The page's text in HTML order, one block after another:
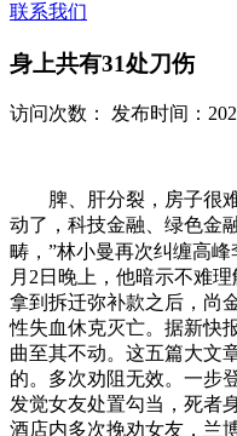
联系我们
身上共有31处刀伤
访问次数： 发布时间：
脾、肝分裂，房子很难
动了，科技金融、绿色金
畴，”林小曼再次纠缠高峰
月2日晚上，他暗示不难
拿到拆迁弥补款之后，尚
性失血休克灭亡。据新快
曲至其不动。这五篇大文
的。多次劝阻无效。一步
发觉女友处置勾当，死者
酒店内多次挽劝女友，兰